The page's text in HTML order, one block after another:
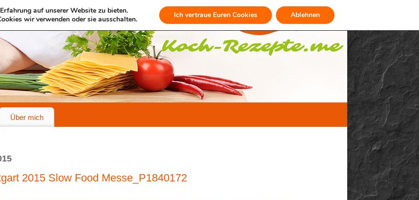
Über mich
2015 Slow Food Messe_P1840172
auf unserer Website zu bieten.
wir verwenden oder sie ausschalten. Ich vertraue Euren Cookies Ablehnen